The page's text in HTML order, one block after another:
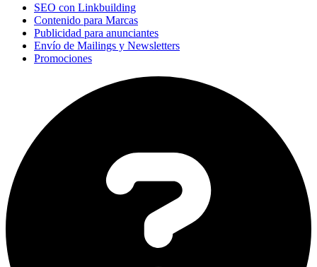
SEO con Linkbuilding
Contenido para Marcas
Publicidad para anunciantes
Envío de Mailings y Newsletters
Promociones